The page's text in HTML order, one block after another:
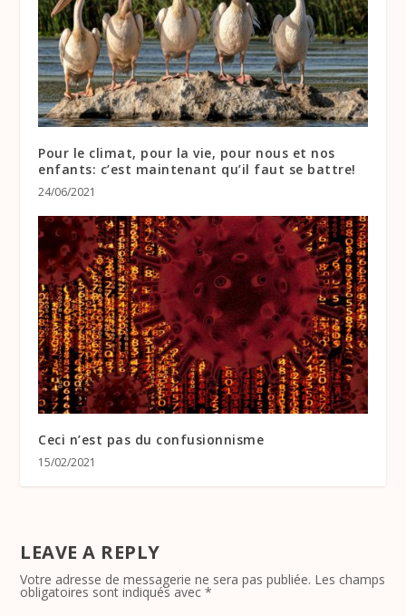
Pour le climat, pour la vie, pour nous et nos
enfants: c’est maintenant qu’il faut se battre!
24/06/2021
Ceci n’est pas du confusionnisme
15/02/2021
LEAVE A REPLY
Votre adresse de messagerie ne sera pas publiée. Les champs
obligatoires sont indiqués avec*